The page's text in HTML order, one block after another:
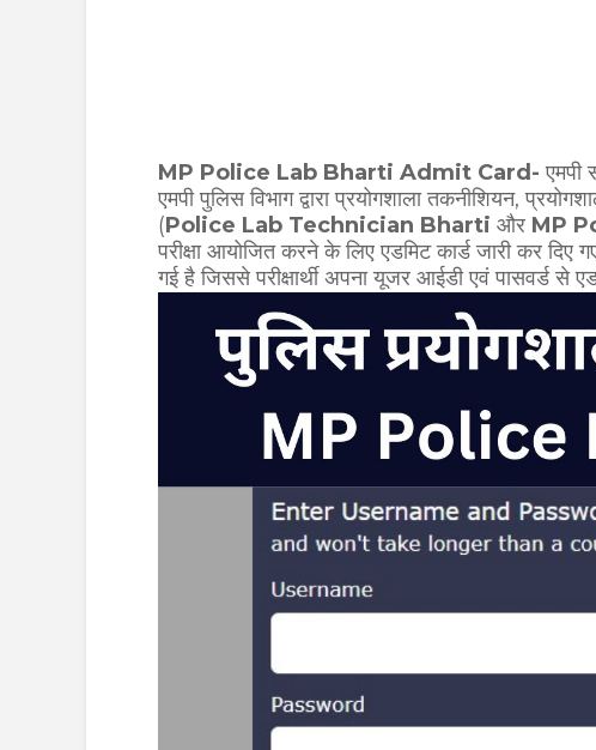
MP Police Lab Bharti Admit Card- एमपी
एमपी पुलिस विभाग द्वारा प्रयोगशाला तकनीशियन,
(Police Lab Technician Bharti और MP
परीक्षा आयोजित करने के लिए एडमिट कार्ड जारी कर
गई है जिससे परीक्षार्थी अपना यूजर आईडी एवं पासवर्ड से